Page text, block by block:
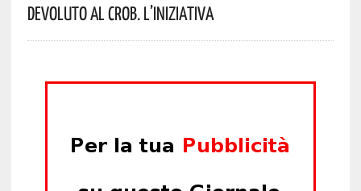
Devoluto Al CROB. L’iniziativa